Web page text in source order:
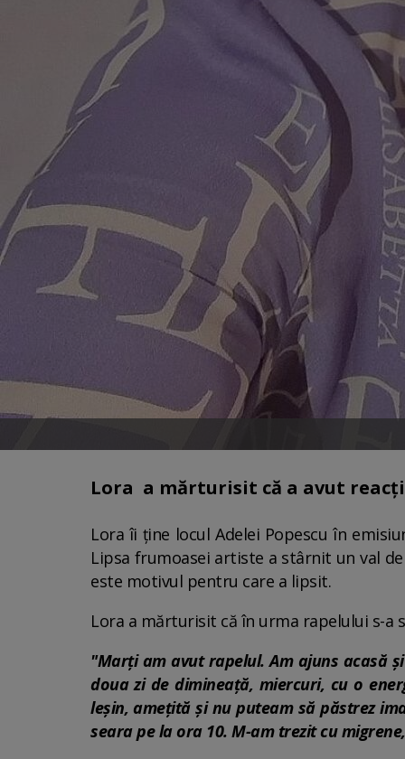
Lora a mărturisit că a avut
Lora îi ține locul Adelei Popescu în
Lipsa frumoasei artiste a stârnit un val
este motivul pentru care a lipsit.
Lora a mărturisit că în urma rapelului s-
"Marți am avut rapelul. Am ajuns acasă
doua zi de dimineață, miercuri, cu o
leșin, amețită și nu puteam să păstrez
seara pe la ora 10. M-am trezit cu